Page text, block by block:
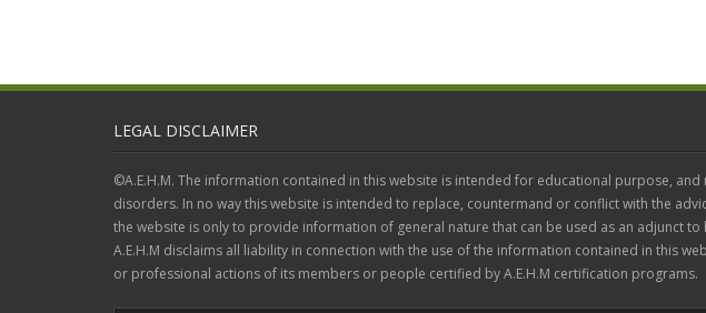
LEGAL DISCLAIMER
©A.E.H.M. The information contained in this website is intended for educational purpose,
disorders. In no way this website is intended to replace, countermand or conflict with the
the website is only to provide information of general nature that can be used as an adjunct
A.E.H.M disclaims all liability in connection with the use of the information contained in this
or professional actions of its members or people certified by A.E.H.M certification programs.